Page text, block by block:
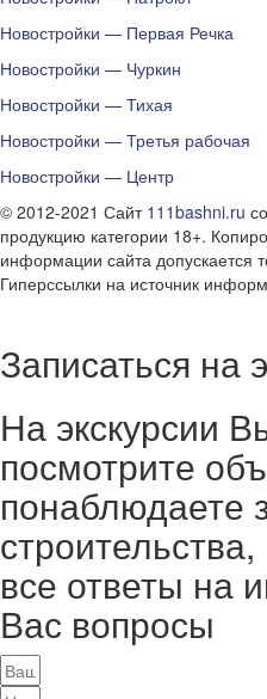
Новостройки — Первая Речка
Новостройки — Чуркин
Новостройки — Тихая
Новостройки — Третья рабочая
Новостройки — Центр
© 2012-2021 Сайт 111bashni.ru
продукцию категории 18+.
информации сайта допускается
Гиперссылки на источник
Записаться на
На экскурсии
посмотрите
понаблюдаете
все ответы на
Вас вопросы